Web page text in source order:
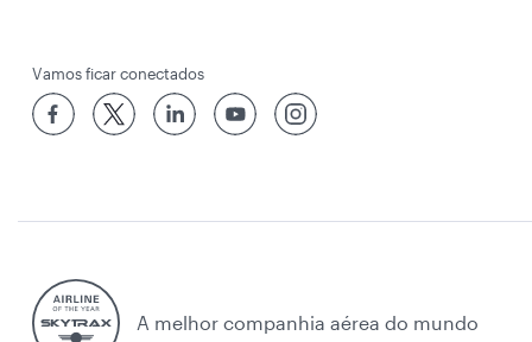
Vamos ficar conectados
A melhor companhia aérea do mundo